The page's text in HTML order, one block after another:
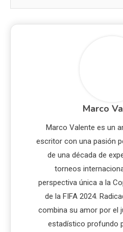
Marco
Marco Valente es un
escritor con una pasión
de una década de
torneos
perspectiva única a la
de la FIFA 2024.
combina su amor por el
estadístico profundo